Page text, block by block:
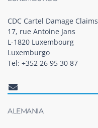
CDC Cartel Damage Claims
17, rue Antoine Jans
L-1820 Luxembourg
Luxemburgo
Tel: +352 26 95 30 87
ALEMANIA